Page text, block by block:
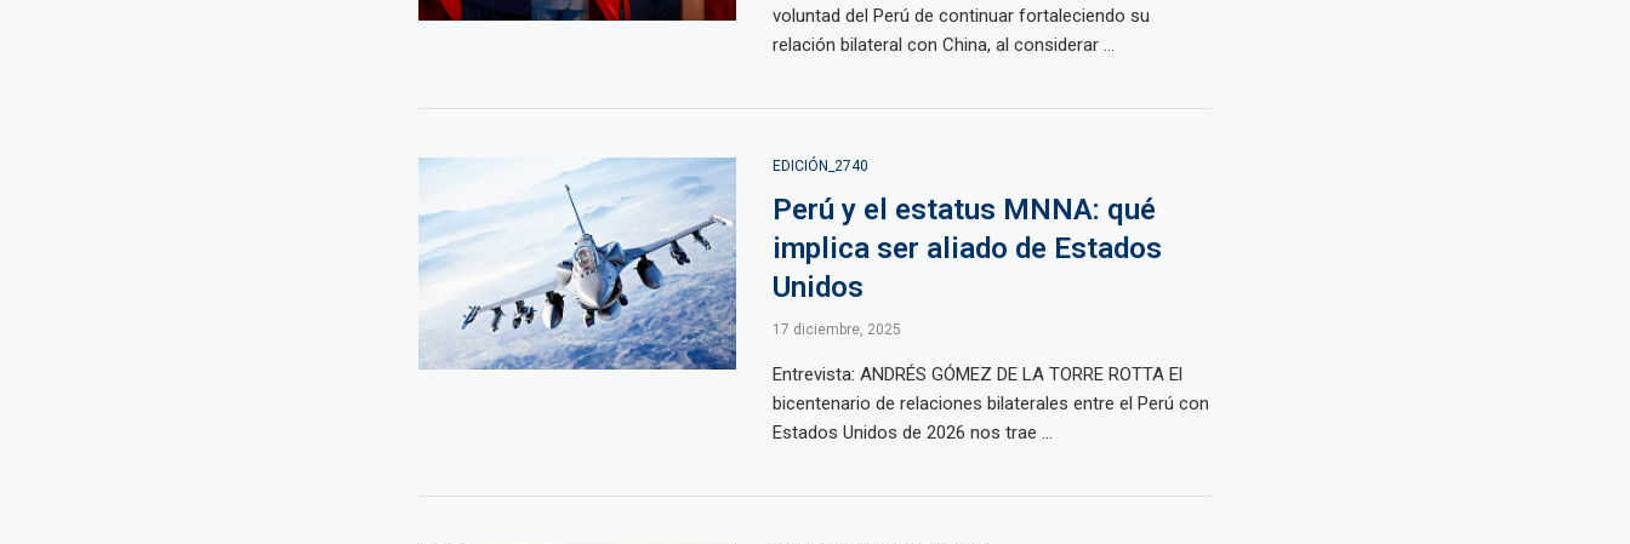
voluntad del Perú de continuar fortaleciendo su
relación bilateral con China, al considerar ...
EDICIÓN_2740
Perú y el estatus MNNA: qué
implica ser aliado de Estados
Unidos
17 diciembre, 2025
Entrevista: ANDRÉS GÓMEZ DE LA TORRE ROTTA El
bicentenario de relaciones bilaterales entre el Perú con
Estados Unidos de 2026 nos trae ...